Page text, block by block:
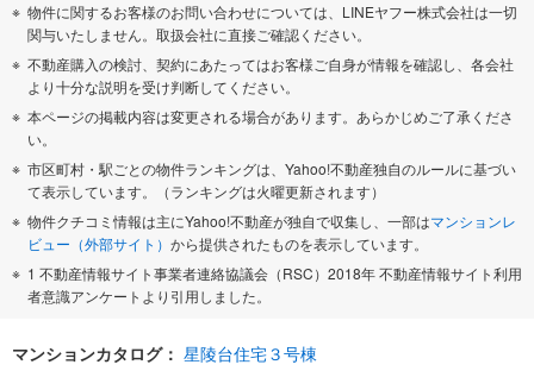
物件に関するお客様のお問い合わせについては、LINEヤフー株式会社は一切
関与いたしません。取扱会社に直接ご確認ください。
不動産購入の検討、契約にあたってはお客様ご自身が情報を確認し、各会社
より十分な説明を受け判断してください。
本ページの掲載内容は変更される場合があります。あらかじめご了承くださ
い。
市区町村・駅ごとの物件ランキングは、Yahoo!不動産独自のルールに基づい
て表示しています。（ランキングは火曜更新されます）
物件クチコミ情報は主にYahoo!不動産が独自で収集し、一部はマンションレ
ビュー（外部サイト） から提供されたものを表示しています。
1 不動産情報サイト事業者連絡協議会（RSC）2018年 不動産情報サイト利用
者意識アンケートより引用しました。
マンションカタログ： 星陵台住宅３号棟